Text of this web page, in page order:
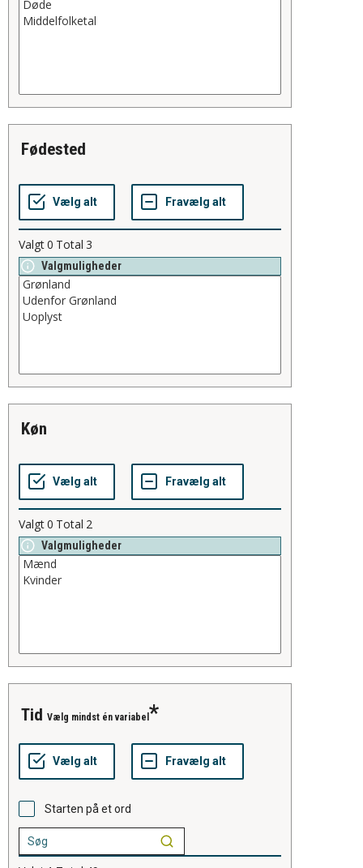
fødested
Valgt0 Total 3
Valgmuligheder
køn
Valgt0 Total 2
Valgmuligheder
tid Vælg mindst én variabel
Starten på et ord